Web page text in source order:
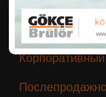
Корпоративный